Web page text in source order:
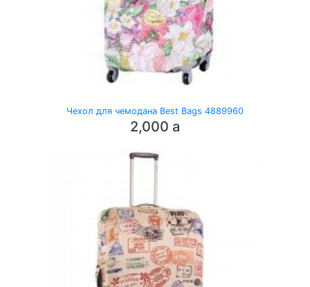
Чехол для чемодана Best Bags 4889960
2,000 a